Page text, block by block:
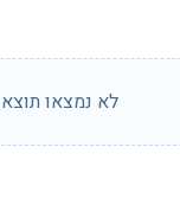
לא נמצאו